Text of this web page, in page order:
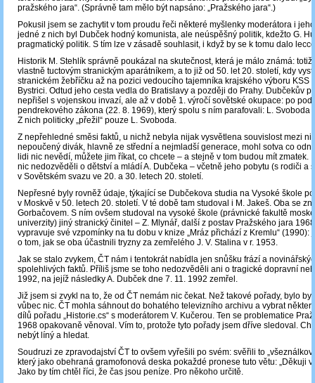
pražského jara“. (Správně tam mělo být napsáno: „Pražského jara“.)
Pokusil jsem se zachytit v tom proudu řeči některé myšlenky moderátora i
jedné z nich byl Dubček hodný komunista, ale neúspěšný politik, kdežto G.
pragmatický politik. S tím lze v zásadě souhlasit, i když by se k tomu dalo
Historik M. Stehlík správně poukázal na skutečnost, která je málo známá:
vlastně tuctovým stranickým aparátníkem, a to již od 50. let 20. století, kdy
stranickém žebříčku až na pozici vedoucího tajemníka krajského výboru KSS
Bystrici. Odtud jeho cesta vedla do Bratislavy a později do Prahy. Dubčekův
nepřišel s vojenskou invazí, ale až v době 1. výročí sovětské okupace: po
pendrekového zákona (22. 8. 1969), který spolu s ním parafovali: L. Svoboda
Z nich politicky „přežil“ pouze L. Svoboda.
Z nepřehledné směsi faktů, u nichž nebyla nijak vysvětlena souvislost mezi
nepoučený divák, hlavně ze střední a nejmladší generace, mohl sotva co
lidi nic nevědí, můžete jim říkat, co chcete – a stejně v tom budou mít zmatek.
nic nedozvěděli o dětství a mládí A. Dubčeka – včetně jeho pobytu (s rodiči a
v Sovětském svazu ve 20. a 30. letech 20. století.
Nepřesné byly rovněž údaje, týkající se Dubčekova studia na Vysoké škole
v Moskvě v 50. letech 20. století. V té době tam studoval i M. Jakeš. Oba se
Gorbačovem. S ním ovšem studoval na vysoké škole (právnické fakultě
univerzity) jiný stranický činitel – Z. Mlynář, další z postav Pražského jara
vypravuje své vzpomínky na tu dobu v knize „Mráz přichází z Kremlu“ (1990):
o tom, jak se oba účastnili tryzny za zemřelého J. V. Stalina v r. 1953.
Jak se stalo zvykem, ČT nám i tentokrát nabídla jen snůšku frází a
spolehlivých faktů. Příliš jsme se toho nedozvěděli ani o tragické dopravní
1992, na jejíž následky A. Dubček dne 7. 11. 1992 zemřel.
Již jsem si zvykl na to, že od ČT nemám nic čekat. Než takové pořady, bylo
vůbec nic. ČT mohla sáhnout do bohatého televizního archivu a vybrat
dílů pořadu „Historie.cs“ s moderátorem V. Kučerou. Ten se problematice
1968 opakovaně věnoval. Vím to, protože tyto pořady jsem dříve sledoval.
nebýt líný a hledat.
Soudruzi ze zpravodajství ČT to ovšem vyřešili po svém: svěřili to
který jako obehraná gramofonová deska pokaždé pronese tuto větu: „Děkuji
Jako by tím chtěl říci, že čas jsou peníze. Pro někoho určitě.